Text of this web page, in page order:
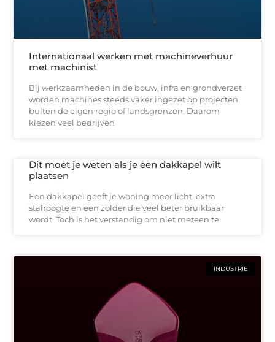
Internationaal werken met machineverhuur
met machinist
Bij werkzaamheden in de bouw, infra en grondverzet
worden machines steeds vaker ingezet op projecten
buiten de eigen regio of landsgrenzen. Daarom
kiezen veel bedrijven
Dit moet je weten als je een dakkapel wilt
plaatsen
Een dakkapel geeft je woning meer licht, extra
stahoogte en een zolder die veel beter bruikbaar
wordt. Toch is het verstandig om niet meteen te
INDUSTRIE